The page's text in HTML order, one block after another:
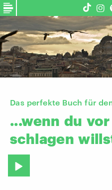
Das perfekte Buch für
...wenn du vor
schlagen